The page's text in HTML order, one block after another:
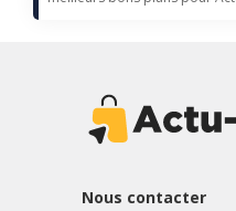
Nous contacter